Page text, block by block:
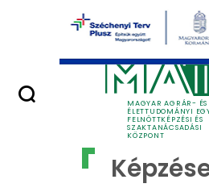
Ugrás a fő tartalomhoz
MAGYAR AGRÁR- ÉS
ÉLETTUDOMÁNYI
FELNŐTTKÉPZÉSI ÉS
SZAKTANÁCSADÁSI
KÖZPONT
Képzéseink